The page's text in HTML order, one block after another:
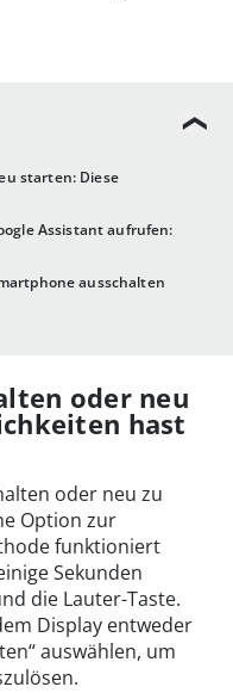
starten: Diese
Assistant aufrufen:
ausschalten
oder neu
hast
oder neu zu
Option zur
funktioniert
Sekunden
die Lauter-Taste.
Display entweder
auswählen, um